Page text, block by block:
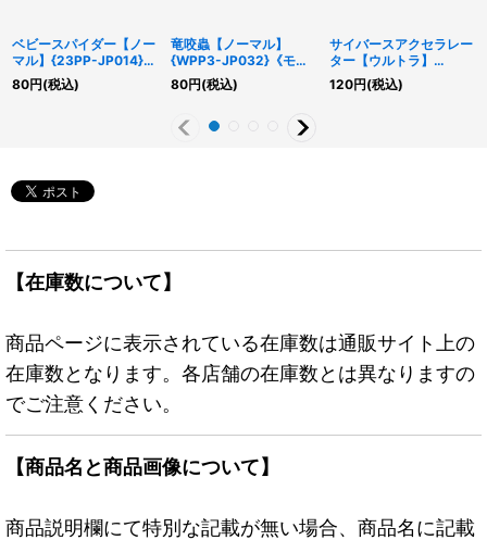
ベビースパイダー【ノー
マル】{23PP-JP014}
《モンスター》
80円(税込)
竜咬蟲【ノーマル】
{WPP3-JP032}《モン
スター》
80円(税込)
サイバースアクセラレー
ター【ウルトラ】
{VP17-JP001}《リン
ク》
120円(税込)
【在庫数について】
商品ページに表示されている在庫数は通販サイト上の
在庫数となります。各店舗の在庫数とは異なりますの
でご注意ください。
【商品名と商品画像について】
商品説明欄にて特別な記載が無い場合、商品名に記載